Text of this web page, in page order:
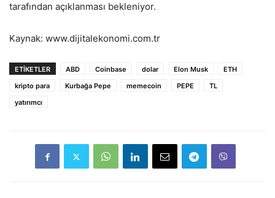
tarafından açıklanması bekleniyor.
Kaynak: www.dijitalekonomi.com.tr
ETIKETLER ABD Coinbase dolar Elon Musk
ETH
kripto para
Kurbağa Pepe memecoin PEPE
TL
yatırımcı